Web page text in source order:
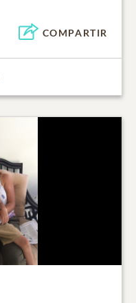
COMPARTIR